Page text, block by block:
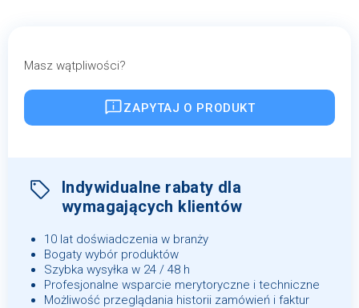
Masz wątpliwości?
ZAPYTAJ O PRODUKT
Indywidualne rabaty dla
wymagających klientów
10 lat doświadczenia w branży
Bogaty wybór produktów
Szybka wysyłka w 24 / 48 h
Profesjonalne wsparcie merytoryczne i techniczne
Możliwość przeglądania historii zamówień i faktur